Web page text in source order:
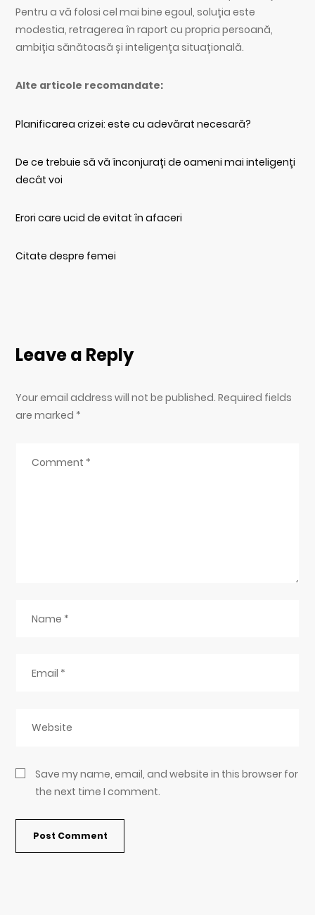
Pentru a vă folosi cel mai bine egoul, soluția este
modestia, retragerea în raport cu propria persoană,
ambiția sănătoasă și inteligența situațională.
Alte articole recomandate:
Planificarea crizei: este cu adevărat necesară?
De ce trebuie să vă înconjurați de oameni mai inteligenți
decât voi
Erori care ucid de evitat în afaceri
Citate despre femei
Leave a Reply
Your email address will not be published. Required fields
are marked *
Save my name, email, and website in this browser for
the next time I comment.